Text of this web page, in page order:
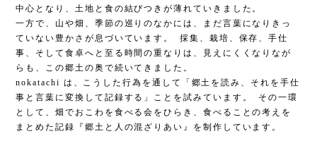
中心となり、土地と食の結びつきが薄れていきました。
一方で、山や畑、季節の巡りのなかには、まだ言葉になりきっ
ていない豊かさが息づいています。 採集、栽培、保存、手仕
事、そして食卓へと至る時間の重なりは、見えにくくなりなが
らも、この郷土の奥で続いてきました。
nokatachi は、こうした行為を通して「郷土を読み、それを手仕
事と言葉に変換して記録する」ことを試みています。 その一環
として、畑でおこわを食べる会をひらき、食べることの考えを
まとめた記録『郷土と人の混ざりあい』を制作しています。